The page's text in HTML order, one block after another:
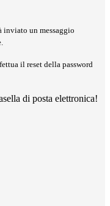
inviato un messaggio
il reset della password
di posta elettronica!